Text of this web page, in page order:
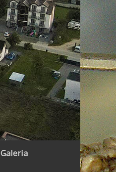
Galeria